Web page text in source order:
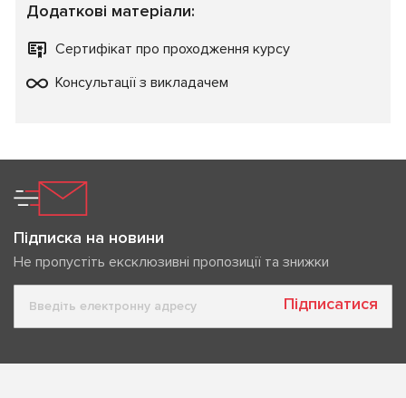
Додаткові матеріали:
Сертифікат про проходження курсу
Консультації з викладачем
Підписка на новини
Не пропустіть ексклюзивні пропозиції та знижки
Підписатися